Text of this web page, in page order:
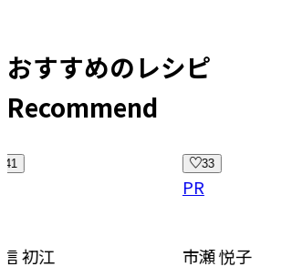
おすすめのレシピ
Recommend